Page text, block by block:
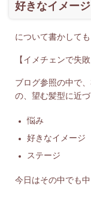
好きなイメージ
について書かしても
【イメチェンで失
ブログ参照の中で
の、望む髪型に近
悩み
好きなイメージ
ステージ
今日はその中でも